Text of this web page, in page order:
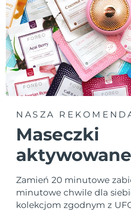
NASZA
Maseczki
Zamień 20 minutowe
minutowe chwile dla
kolekcjom zgodnym z